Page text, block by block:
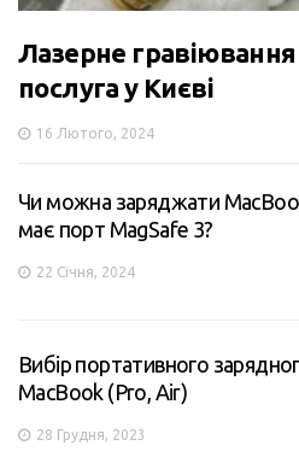
Лазерне гравіювання
послуга у Києві
16 Лютого, 2024
Чи можна заряджати
має порт MagSafe 3?
22 Січня, 2024
Вибір портативного
MacBook (Pro, Air)
28 Грудня, 2023